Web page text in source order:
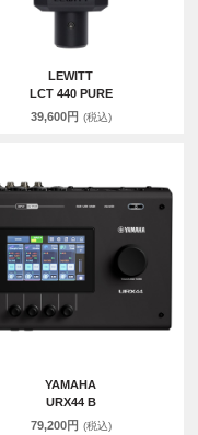
LEWITT
LCT 440 PURE
39,600円 (税込)
YAMAHA
URX44 B
79,200円 (税込)